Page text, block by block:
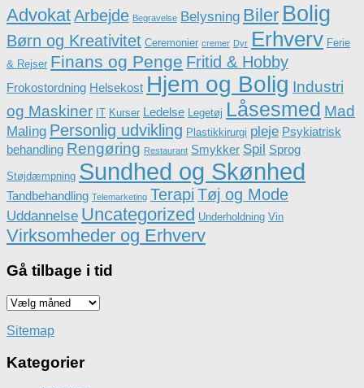
AdvokatArbejde Begravelse Belysning Biler Bolig
Børn og Kreativitet Ceremonier cremer Dyr Erhverv Ferie
& Rejser Finans og Penge Fritid & Hobby
Frokostordning Helsekost Hjem og Bolig Industri
og Maskiner IT Kurser Ledelse Legetøj Låsesmed Mad
Maling Personlig udvikling Plastikkirurgi pleje Psykiatrisk
behandling Rengøring Restaurant Smykker Spil Sprog
Støjdæmpning Sundhed og Skønhed
Tandbehandling Telemarketing Terapi Tøj og Mode
Uddannelse Uncategorized Underholdning Vin
Virksomheder og Erhverv
Gå tilbage i tid
Gå
iSitemap
Kategorier